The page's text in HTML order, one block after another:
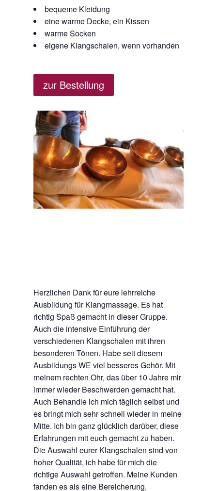
bequeme Kleidung
eine warme Decke, ein Kissen
warme Socken
eigene Klangschalen, wenn vorhanden
zur Bestellung
Herzlichen Dank für eure lehrreiche
Ausbildung für Klangmassage. Es hat
richtig Spaß gemacht in dieser Gruppe.
Auch die intensive Einführung der
verschiedenen Klangschalen mit ihren
besonderen Tönen. Habe seit diesem
Ausbildungs WE viel besseres Gehör. Mit
meinem rechten Ohr, das über 10 Jahre mir
immer wieder Beschwerden gemacht hat.
Auch Behandle ich mich täglich selbst und
es bringt mich sehr schnell wieder in meine
Mitte. Ich bin ganz glücklich darüber, diese
Erfahrungen mit euch gemacht zu haben.
Die Auswahl eurer Klangschalen sind von
hoher Qualität, ich habe für mich die
richtige Auswahl getroffen. Meine Kunden
fanden es als eine Bereicherung,